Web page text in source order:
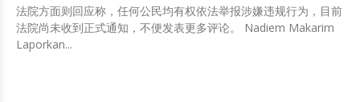
法院方面则回应称，任何公民均有权依法举报涉嫌违规行为，目前
法院尚未收到正式通知，不便发表更多评论。 Nadiem Makarim
Laporkan...